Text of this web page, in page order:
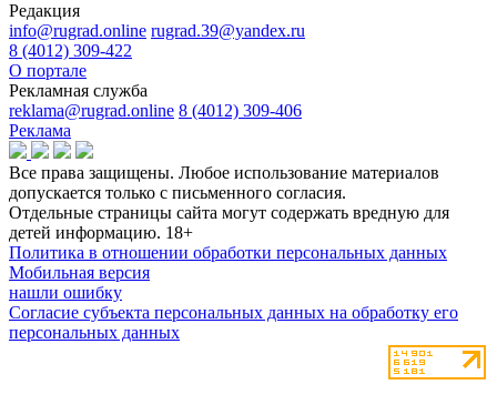
Редакция
info@rugrad.online rugrad.39@yandex.ru
8 (4012) 309-422
О портале
Рекламная служба
reklama@rugrad.online 8 (4012) 309-406
Реклама
Все права защищены. Любое использование материалов
допускается только с письменного согласия.
Отдельные страницы сайта могут содержать вредную для
детей информацию. 18+
Политика в отношении обработки персональных данных
Мобильная версия
нашли ошибку
Согласие субъекта персональных данных на обработку его
персональных данных